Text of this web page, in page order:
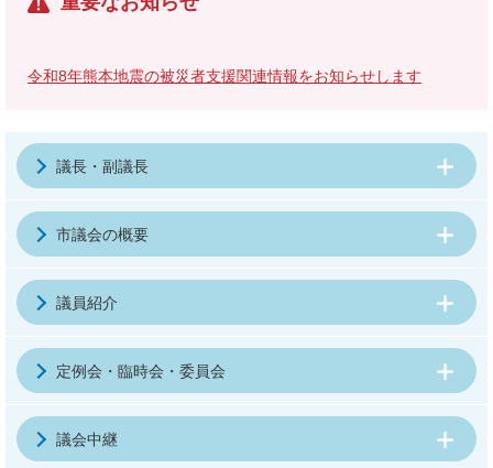
令和8年熊本地震の被災者支援関連情報をお知らせします
議長・副議長
市議会の概要
議員紹介
定例会・臨時会・委員会
議会中継